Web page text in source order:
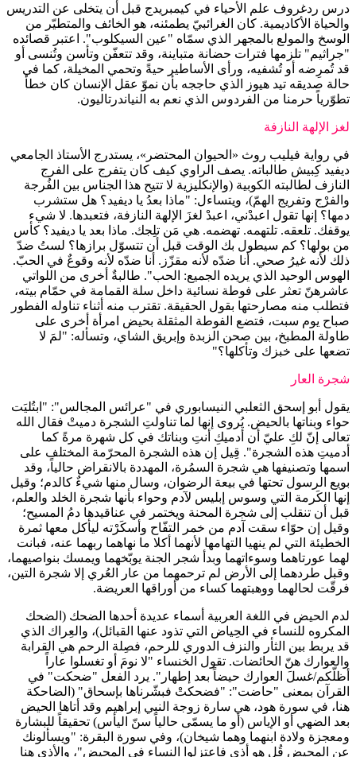
درس ردغروف علم الأحياء في كيمبريدج قبل أن يتخلى عن التدريس
والحياة الأكاديمية. كان الغرائبيّ يطمئنه، هو الخائف والمتطيّر من
الوسخ والمولع بالمجهر الذي سمّاه "عين السيكلوب". اعتبر قصائده
"جراثيم" تلزمها فترات حضانة متباينة، وقد تتعفّن وتأسن وتُنسى أو
قد تُمرِضه أو تُشفيه، ورأى الأساطير حيةً وتحمي المخيلة، كما في
حالة صديقه تيد هيوز الذي حاججه بأن نموّ عقل الإنسان كان خطأ
تطوّرياً حرمنا من الفردوس الذي نعم به النياندرتاليون.
لغز الإلهة النازفة
في رواية فيليب روث «الحيوان المحتضر»، يستدرج الأستاذ الجامعي
ديفيد كِبيش طالباته. يصف الراوي كيف كان يتفرج على الفرج
النازف لطالبته الكوبية (والإنكليزية لا تتيح هذا الجناس بين الفُرجة
والفرْج وتفريج الهمّ)، ويتساءل: "ماذا بعدُ يا ديفيد؟ هل ستشرب
دمها؟ إنها تقول اعبدْني، اعبدْ لغزَ الإلهة النازفة، فتعبدها. لا شيء
يوقفك. تلعقه. تلتهمه. تهضمه. هي مَن تلِجك. ماذا بعد يا ديفيد؟ كأس
من بولها؟ كم سيطول بك الوقت قبل أن تتسوّل برازها؟ لستُ ضدّ
ذلك لأنه غيرُ صحي. أنا ضدّه لأنه مقزّز. أنا ضدّه لأنه وقوعٌ في الحبّ.
الهوس الوحيد الذي يريده الجميع: الحب". طالبةٌ أخرى من اللواتي
عاشرهنّ تعثر على فوطة نسائية داخل سلة القمامة في حمّام بيته،
فتطلب منه مصارحتها بقول الحقيقة. تقترب منه أثناء تناوله الفطور
صباح يوم سبت، فتضع الفوطة المثقلة بحيض امرأة أخرى على
طاولة المطبخ، بين صحن الزبدة وإبريق الشاي، وتسأله: "لمَ لا
تضعها على خبزك وتأكلها؟"
شجرة العار
يقول أبو إسحق الثعلبي النيسابوري في "عرائس المجالس": "ابتُليَت
حواء وبناتها بالحيض. يُروى إنها لما تناولتِ الشجرة دميتْ فقال الله
تعالى إنّ لكِ عليّ أن أدميكِ أنتِ وبناتك في كل شهرة مرةً كما
أدميتِ هذه الشجرة". قِيل إن هذه الشجرة المحرّمة المختلف على
اسمها وتصنيفها هي شجرة السمُرة، المهددة بالانقراض حالياً، وقد
بويع الرسول تحتها في بيعة الرضوان، وسال منها شيءٌ كالدم؛ وقيل
إنها الكَرمة التي وسوس إبليس لآدم وحواء بأنها شجرة الخلد والعلم،
قبل أن تنقلب إلى شجرة المحنة ويختمر في عناقيدها دمُ المسيح؛
وقيل إن حوّاء سقت آدم من خمر التفّاح وأسكَرْته ليأكل معها ثمرة
الخطيئة التي لم ينهيا التهامها لأنهما أكلا ما نهاهما ربهما عنه، فبانت
لهما عورتاهما وسوءاتهما وبدأ شجر الجنة يوبّخهما ويمسك بنواصيهما،
وقبل طردهما إلى الأرض لم ترحمهما من عار العُري إلا شجرة التين،
فرقّت لحالهما ووهبتهما كساء من أوراقها العريضة.
لدم الحيض في اللغة العربية أسماء عديدة أحدها الضحك (الضحك
المكروه للنساء في الحِياض التي تذود عنها القبائل)، والعِراك الذي
قد يربط بين الثأر والنزف الدوري للرحم، فصِلة الرحم هي القرابة
والعوارك هنّ الحائضات. تقول الخنساء "لا نومَ أو تغسلوا عاراً
أظلّكم/غسلَ العوارك حيضاً بعد إطهار". يرد الفعل "ضحكت" في
القرآن بمعنى "حاضت": "فضحكتْ فبشّرناها بإسحاق" (الضاحكة
هنا، في سورة هود، هي سارة زوجة النبي إبراهيم وقد أتاها الحيض
بعد الضهي أو الإياس (أو ما يسمّى حالياً سنّ اليأس) تحقيقاً للبشارة
ومعجزة ولادة ابنهما وهما شيخان)، وفي سورة البقرة: "ويسألونك
عن المحيض قُل هو أذى فاعتزلوا النساء في المحيض"، والأذى هنا